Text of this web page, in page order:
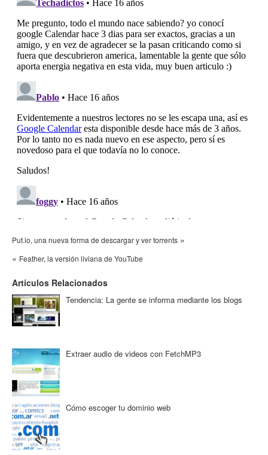
Put.io, una nueva forma de descargar y ver torrents »
« Feather, la versión liviana de YouTube
Artículos Relacionados
Tendencia: La gente se informa mediante los blogs
Extraer audio de videos con FetchMP3
Cómo escoger tu dominio web